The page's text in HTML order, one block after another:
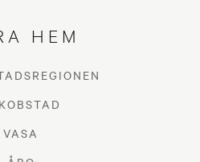
HEM
VASA